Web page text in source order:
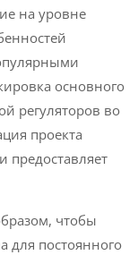
на уровне
основного
регуляторов во
проекта
предоставляет
чтобы
для постоянного